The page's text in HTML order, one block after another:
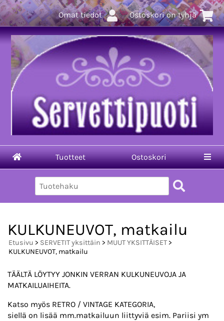
Omat tiedot Ostoskori on tyhjä
Tuotteet Ostoskori
KULKUNEUVOT, matkailu
Etusivu > SERVETIT yksittäin > MUUT YKSITTÄISET>
KULKUNEUVOT, matkailu
TÄÄLTÄ LÖYTYY JONKIN VERRAN KULKUNEUVOJA JA
MATKAILUAIHEITA.
Katso myös RETRO / VINTAGE KATEGORIA,
siellä on lisää mm.matkailuun liittyviä esim. Pariisi ym